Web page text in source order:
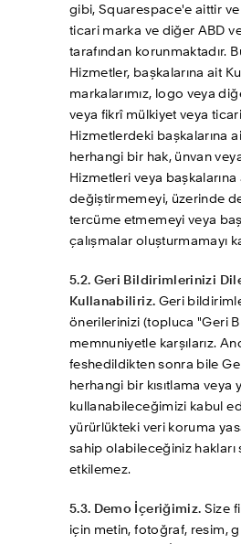
gibi, Squarespace'e aittir ve
ticari marka ve diğer ABD
tarafından korunmaktadır.
Hizmetler, başkalarına ait
markalarımız, logo veya
veya fikrî mülkiyet veya ticari
Hizmetlerdeki başkalarına
herhangi bir hak, ünvan
Hizmetleri veya başkalarına
değiştirmemeyi, üzerinde
tercüme etmemeyi veya
çalışmalar oluşturmamayı
5.2. Geri Bildirimlerinizi
Kullanabiliriz. Geri
önerilerinizi (topluca "Geri
memnuniyetle karşılarız.
feshedildikten sonra bile
herhangi bir kısıtlama veya
kullanabileceğimizi kabul
yürürlükteki veri koruma
sahip olabileceğiniz hakları
etkilemez.
5.3. Demo İçeriğimiz. Size
için metin, fotoğraf, resim,